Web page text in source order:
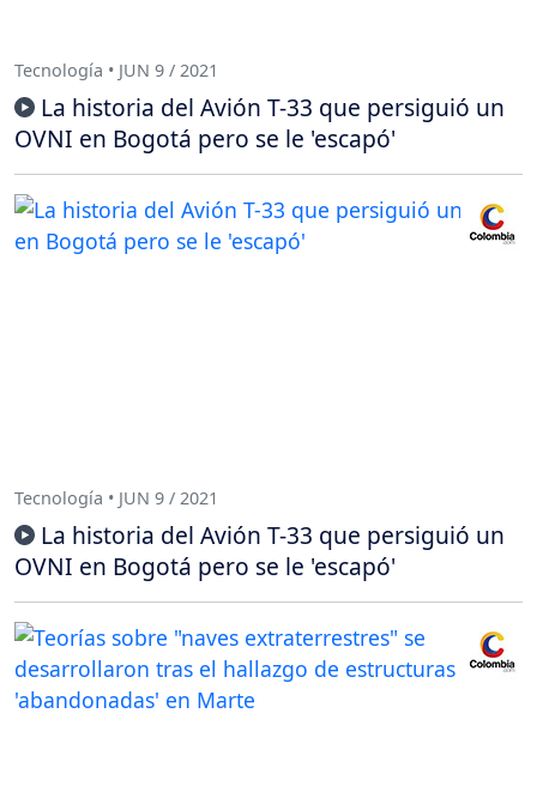
Tecnología • JUN 9 / 2021
La historia del Avión T-33 que persiguió un
OVNI en Bogotá pero se le 'escapó'
Tecnología • JUN 9 / 2021
La historia del Avión T-33 que persiguió un
OVNI en Bogotá pero se le 'escapó'